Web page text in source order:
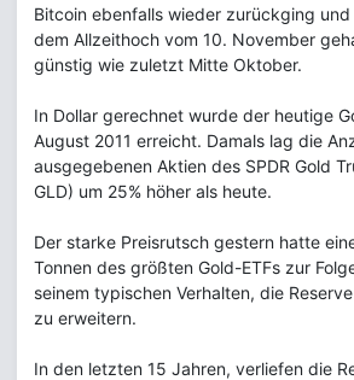
Bitcoin ebenfalls wieder zurückging
dem Allzeithoch vom 10. November
günstig wie zuletzt Mitte Oktober.
In Dollar gerechnet wurde der heutige
August 2011 erreicht. Damals lag die
ausgegebenen Aktien des SPDR Gold
GLD) um 25% höher als heute.
Der starke Preisrutsch gestern hatte
Tonnen des größten Gold-ETFs zur
seinem typischen Verhalten, die
zu erweitern.
In den letzten 15 Jahren, verliefen die